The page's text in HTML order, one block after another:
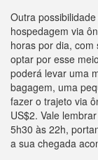
Outra
hospedagem via
horas por dia,
optar por esse
poderá levar uma
bagagem, uma
fazer o trajeto via
US$2. Vale
5h30 às 22h,
a sua chegada